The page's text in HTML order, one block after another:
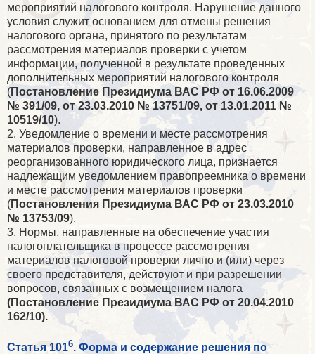
мероприятий налогового контроля. Нарушение данного
условия служит основанием для отмены решения
налогового органа, принятого по результатам
рассмотрения материалов проверки с учетом
информации, полученной в результате проведенных
дополнительных мероприятий налогового контроля
(Постановление Президиума ВАС РФ от 16.06.2009
№ 391/09, от 23.03.2010 № 13751/09, от 13.01.2011 №
10519/10).
2. Уведомление о времени и месте рассмотрения
материалов проверки, направленное в адрес
реорганизованного юридического лица, признается
надлежащим уведомлением правопреемника о времени
и месте рассмотрения материалов проверки
(Постановления Президиума ВАС РФ от 23.03.2010
№ 13753/09).
3. Нормы, направленные на обеспечение участия
налогоплательщика в процессе рассмотрения
материалов налоговой проверки лично и (или) через
своего представителя, действуют и при разрешении
вопросов, связанных с возмещением налога
(Постановление Президиума ВАС РФ от 20.04.2010
162/10).
Статья 1016. Форма и содержание решения по